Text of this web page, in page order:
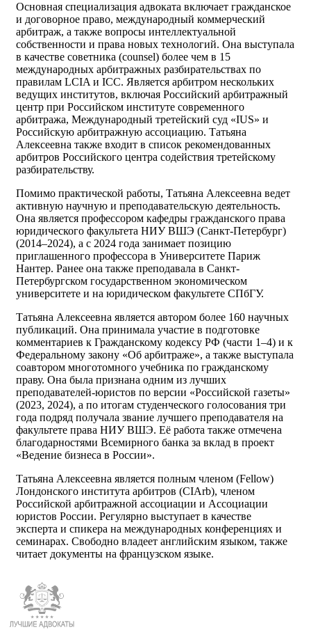
Основная специализация адвоката включает гражданское
и договорное право, международный коммерческий
арбитраж, а также вопросы интеллектуальной
собственности и права новых технологий. Она выступала
в качестве советника (counsel) более чем в 15
международных арбитражных разбирательствах по
правилам LCIA и ICC. Является арбитром нескольких
ведущих институтов, включая Российский арбитражный
центр при Российском институте современного
арбитража, Международный третейский суд «IUS» и
Российскую арбитражную ассоциацию. Татьяна
Алексеевна также входит в список рекомендованных
арбитров Российского центра содействия третейскому
разбирательству.
Помимо практической работы, Татьяна Алексеевна ведет
активную научную и преподавательскую деятельность.
Она является профессором кафедры гражданского права
юридического факультета НИУ ВШЭ (Санкт-Петербург)
(2014–2024), а с 2024 года занимает позицию
приглашенного профессора в Университете Париж
Нантер. Ранее она также преподавала в Санкт-
Петербургском государственном экономическом
университете и на юридическом факультете СПбГУ.
Татьяна Алексеевна является автором более 160 научных
публикаций. Она принимала участие в подготовке
комментариев к Гражданскому кодексу РФ (части 1–4) и к
Федеральному закону «Об арбитраже», а также выступала
соавтором многотомного учебника по гражданскому
праву. Она была признана одним из лучших
преподавателей-юристов по версии «Российской газеты»
(2023, 2024), а по итогам студенческого голосования три
года подряд получала звание лучшего преподавателя на
факультете права НИУ ВШЭ. Её работа также отмечена
благодарностями Всемирного банка за вклад в проект
«Ведение бизнеса в России».
Татьяна Алексеевна является полным членом (Fellow)
Лондонского института арбитров (CIArb), членом
Российской арбитражной ассоциации и Ассоциации
юристов России. Регулярно выступает в качестве
эксперта и спикера на международных конференциях и
семинарах. Свободно владеет английским языком, также
читает документы на французском языке.